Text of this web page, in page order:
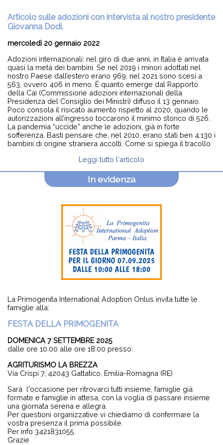
Articolo sulle adozioni con intervista al nostro presidente
Giovanna Dodi.
mercoledì 20 gennaio 2022
Adozioni internazionali: nel giro di due anni, in Italia è arrivata
quasi la metà dei bambini. Se nel 2019 i minori adottati nel
nostro Paese dall’estero erano 969, nel 2021 sono scesi a
563, ovvero 406 in meno. È quanto emerge dal Rapporto
della Cai (Commissione adozioni internazionali della
Presidenza del Consiglio dei Ministri) diffuso il 13 gennaio.
Poco consola il risicato aumento rispetto al 2020, quando le
autorizzazioni all’ingresso toccarono il minimo storico di 526.
La pandemia “uccide” anche le adozioni, già in forte
sofferenza. Basti pensare che, nel 2010, erano stati ben 4.130 i
bambini di origine straniera accolti. Come si spiega il tracollo
Leggi tutto l'articolo
In evidenza
La Primogenita International Adoption Onlus invita tutte le
famiglie alla:
FESTA DELLA PRIMOGENITA
DOMENICA 7 SETTEMBRE 2025
dalle ore 10.00 alle ore 18:00 presso:
AGRITURISMO LA BREZZA
Via Crispi 7, 42043 Gattatico, Emilia-Romagna (RE)
Sarà l'occasione per ritrovarci tutti insieme, famiglie già
formate e famiglie in attesa, con la voglia di passare insieme
una giornata serena e allegra.
Per questioni organizzative vi chiediamo di confermare la
vostra presenza il prima possibile.
Per info 3421831055.
Grazie